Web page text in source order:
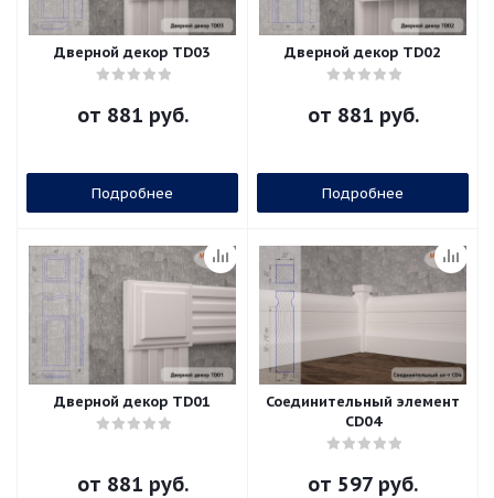
Дверной декор ТD03
от 881 руб.
Подробнее
Дверной декор ТD02
от 881 руб.
Подробнее
Дверной декор ТD01
от 881 руб.
Соединительный элемент
CD04
от 597 руб.